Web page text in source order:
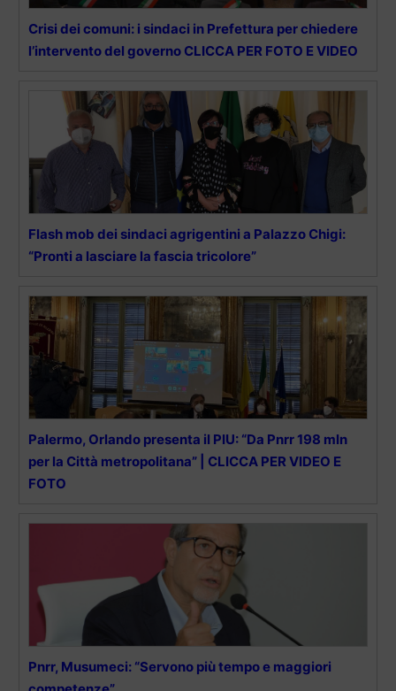
Crisi dei comuni: i sindaci in Prefettura per chiedere
l’intervento del governo CLICCA PER FOTO E VIDEO
Flash mob dei sindaci agrigentini a Palazzo Chigi:
“Pronti a lasciare la fascia tricolore”
Palermo, Orlando presenta il PIU: “Da Pnrr 198 mln
per la Città metropolitana” | CLICCA PER VIDEO E
FOTO
Pnrr, Musumeci: “Servono più tempo e maggiori